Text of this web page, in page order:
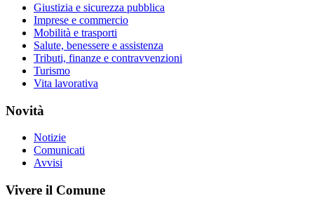
Giustizia e sicurezza pubblica
Imprese e commercio
Mobilità e trasporti
Salute, benessere e assistenza
Tributi, finanze e contravvenzioni
Turismo
Vita lavorativa
Novità
Notizie
Comunicati
Avvisi
Vivere il Comune